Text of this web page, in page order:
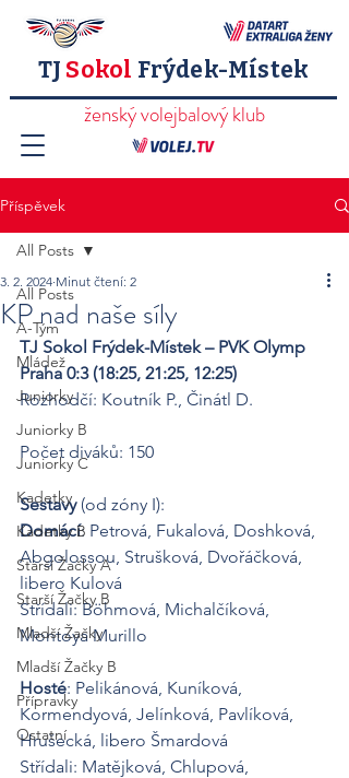
TJ Sokol Frýdek-Místek
ženský volejbalový klub
Příspěvek
All Posts
A-Tým
Mládež
Juniorky
Juniorky B
Juniorky C
Kadetky
Kadetky B
Starší Žačky A
Starší Žačky B
Mladší Žačky
Mladší Žačky B
Přípravky
Ostatní
All Posts
KP nad naše síly
3. 2. 2024 Minut čtení: 2
TJ Sokol Frýdek-Místek – PVK Olymp
Praha 0:3 (18:25, 21:25, 12:25)
Rozhodčí: Koutník P., Činátl D.
Počet diváků: 150
Sestavy (od zóny I):
Domácí: Petrová, Fukalová, Doshková,
Abgolossou, Strušková, Dvořáčková,
libero Kulová
Střídali: Böhmová, Michalčíková,
Montoya Murillo
Hosté: Pelikánová, Kuníková,
Kormendyová, Jelínková, Pavlíková,
Hrušecká, libero Šmardová
Střídali: Matějková, Chlupová,